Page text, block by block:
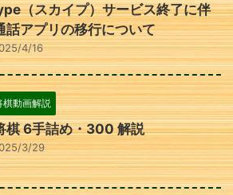
（スカイプ）サービス終了に伴
話アプリの移行について
4/16
棋動画解説
棋 6手詰め・300 解説
3/29